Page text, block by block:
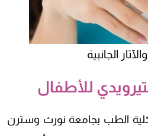
الجانبية
للأطفال
كلية الطب بجامعة نورث وسترن